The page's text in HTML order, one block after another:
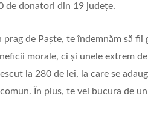
de donatori din 19 județe.
prag de Paște, te îndemnăm să
morale, ci și unele extrem
la 280 de lei, la care se
În plus, te vei bucura de